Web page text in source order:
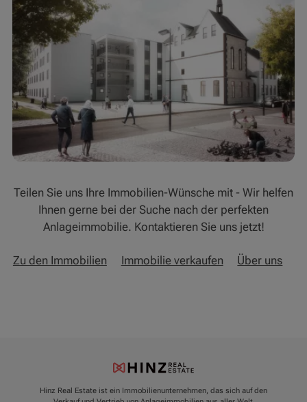
Teilen Sie uns Ihre Immobilien-Wünsche mit - Wir helfen
Ihnen gerne bei der Suche nach der perfekten
Anlageimmobilie. Kontaktieren Sie uns jetzt!
Zu den Immobilien Immobilie verkaufen Über uns
Hinz Real Estate ist ein Immobilienunternehmen, das sich auf den